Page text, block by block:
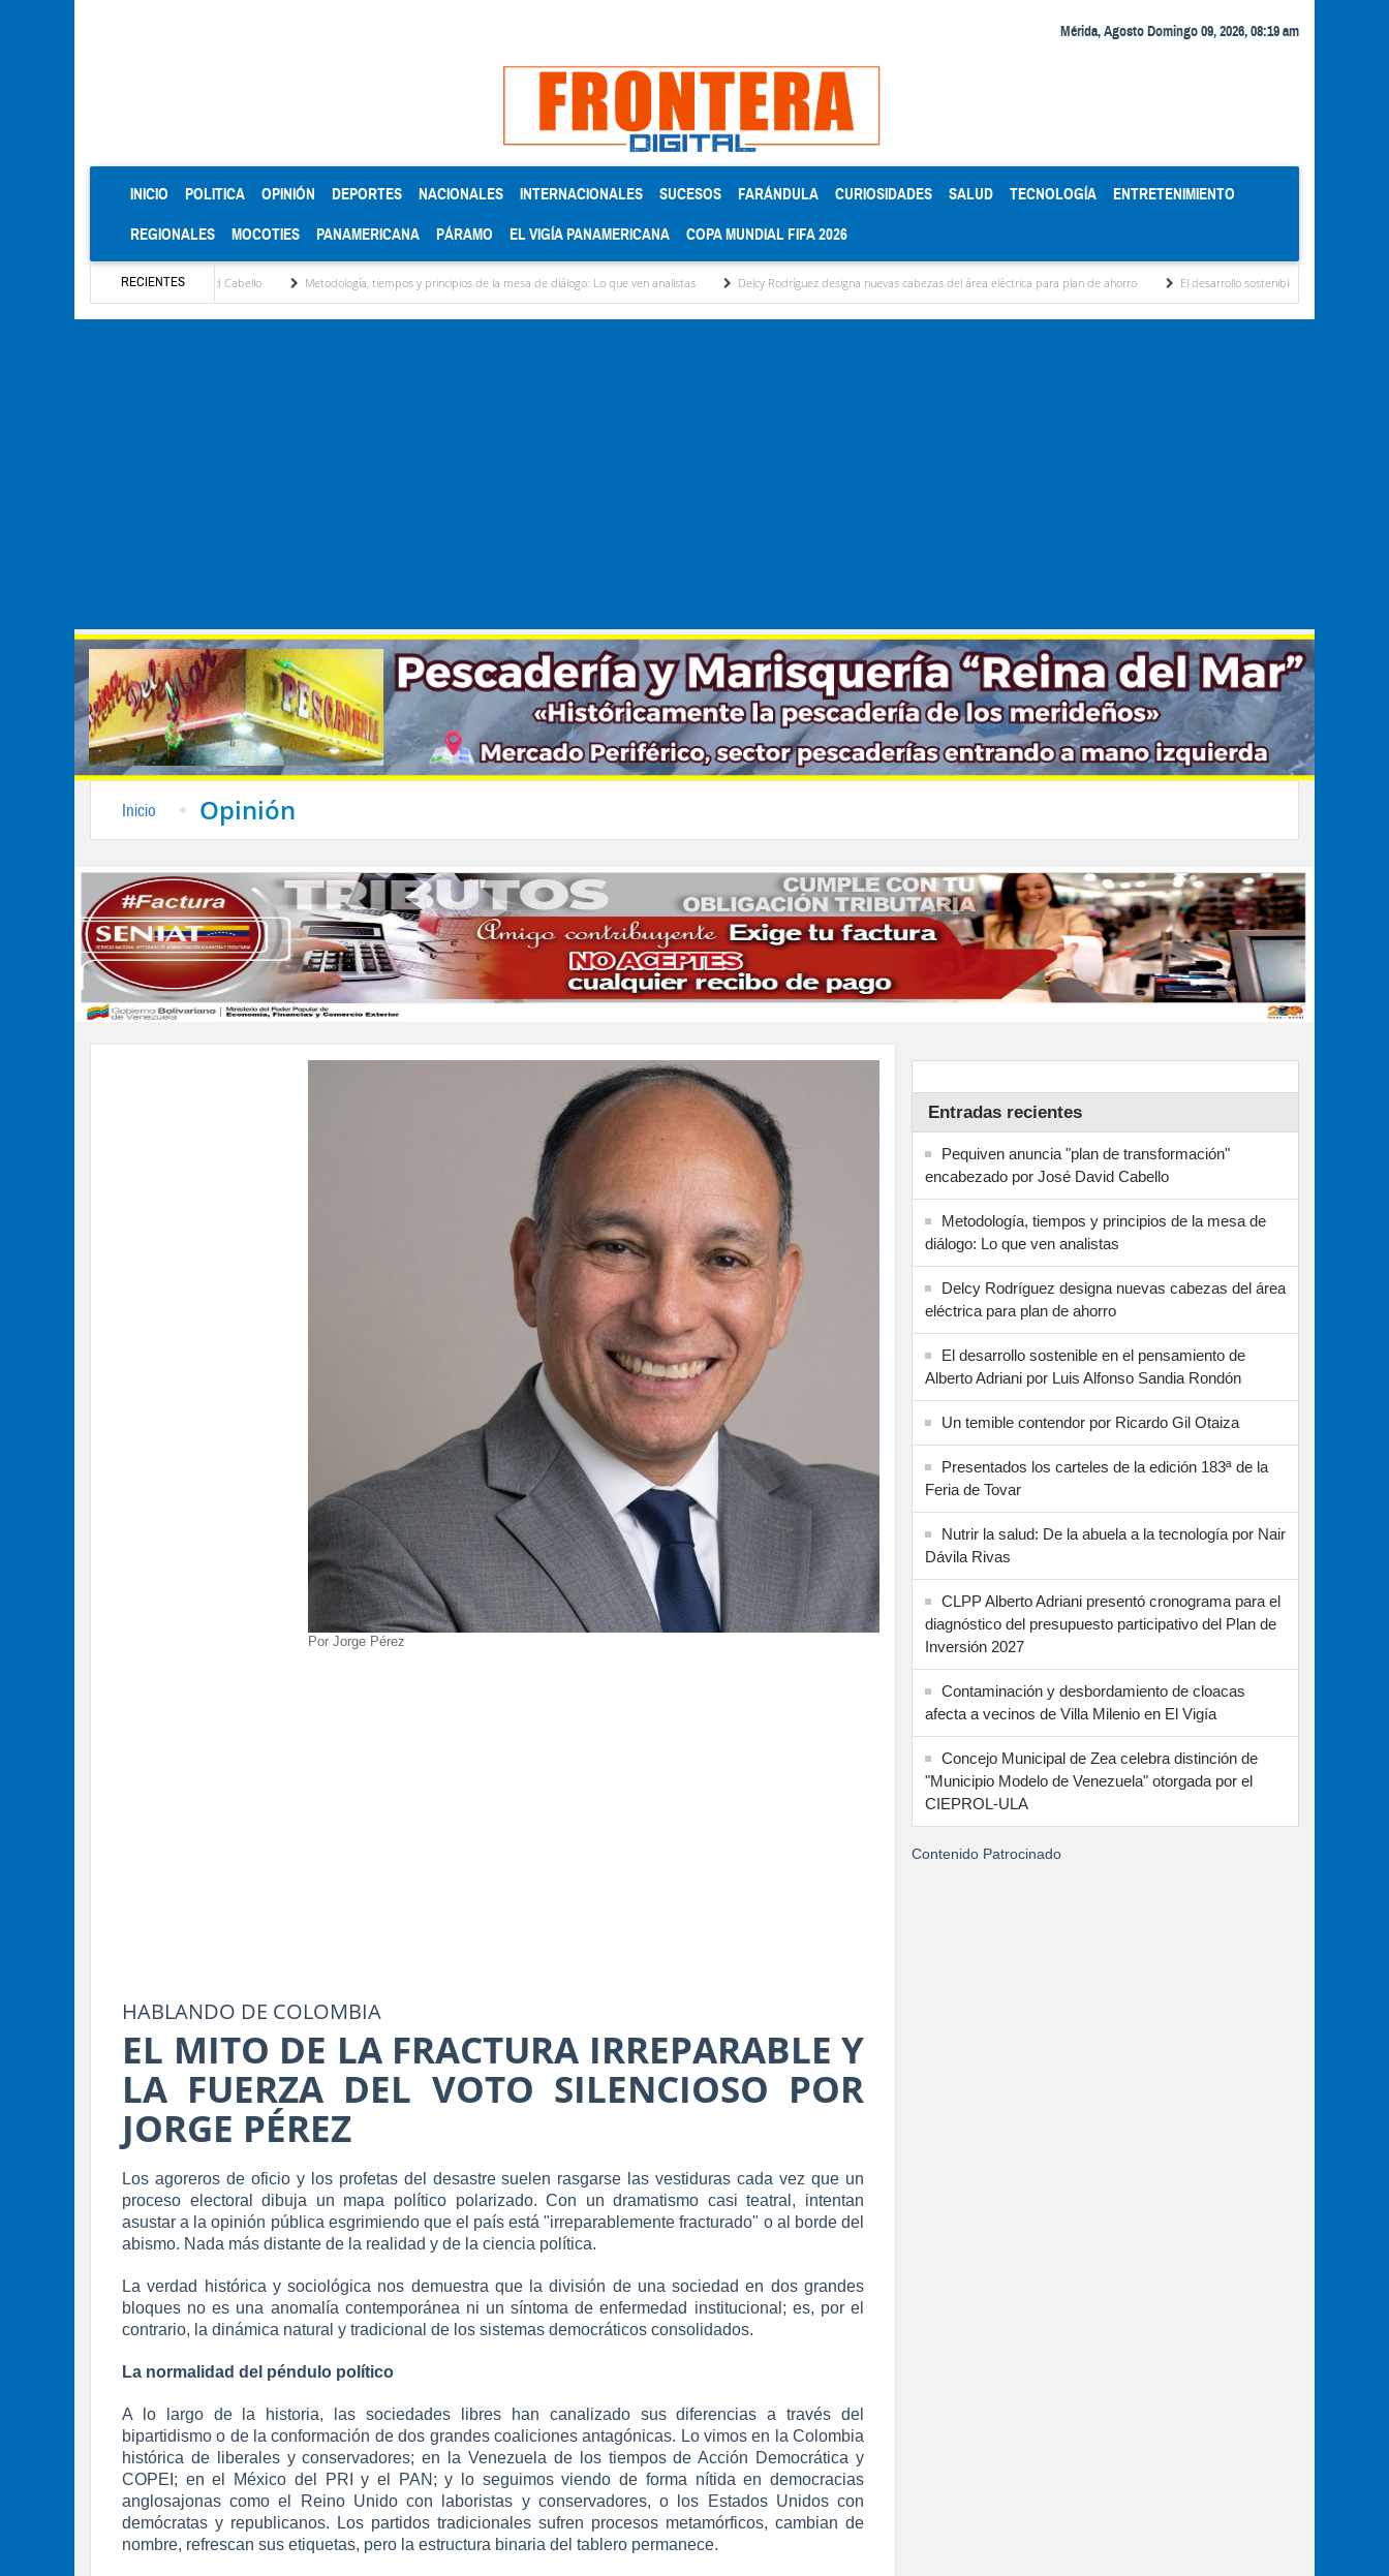
Mérida, Agosto Domingo 09, 2026, 08:19 am
INICIO (CURRENT)
POLITICA OPINIÓN DEPORTES NACIONALES INTERNACIONALES SUCESOS FARÁNDULA CURIOSIDADES SALUD TECNOLOGÍA ENTRETENIMIENTO
REGIONALES MOCOTIES PANAMERICANA PÁRAMO EL VIGÍA PANAMERICANA COPA MUNDIAL FIFA 2026
RECIENTES
por José David Cabello Metodología, tiempos y principios de la mesa de diálogo: Lo que ven analistas Delcy Rodríguez designa nuevas cabezas del área eléctrica para plan de ahorro El desarrollo sostenible en el pensamiento de Alberto
Inicio Opinión
Por Jorge Pérez
HABLANDO DE COLOMBIA
EL MITO DE LA FRACTURA IRREPARABLE Y
LA FUERZA DEL VOTO SILENCIOSO POR
JORGE PÉREZ
Los agoreros de oficio y los profetas del desastre suelen rasgarse las vestiduras cada vez que un
proceso electoral dibuja un mapa político polarizado. Con un dramatismo casi teatral, intentan
asustar a la opinión pública esgrimiendo que el país está "irreparablemente fracturado" o al borde del
abismo. Nada más distante de la realidad y de la ciencia política.
La verdad histórica y sociológica nos demuestra que la división de una sociedad en dos grandes
bloques no es una anomalía contemporánea ni un síntoma de enfermedad institucional; es, por el
contrario, la dinámica natural y tradicional de los sistemas democráticos consolidados.
La normalidad del péndulo político
A lo largo de la historia, las sociedades libres han canalizado sus diferencias a través del
bipartidismo o de la conformación de dos grandes coaliciones antagónicas. Lo vimos en la Colombia
histórica de liberales y conservadores; en la Venezuela de los tiempos de Acción Democrática y
COPEI; en el México del PRI y el PAN; y lo seguimos viendo de forma nítida en democracias
anglosajonas como el Reino Unido con laboristas y conservadores, o los Estados Unidos con
demócratas y republicanos. Los partidos tradicionales sufren procesos metamórficos, cambian de
nombre, refrescan sus etiquetas, pero la estructura binaria del tablero permanece.
Entradas recientes
Pequiven anuncia "plan de transformación"
encabezado por José David Cabello
Metodología, tiempos y principios de la mesa de
diálogo: Lo que ven analistas
Delcy Rodríguez designa nuevas cabezas del área
eléctrica para plan de ahorro
El desarrollo sostenible en el pensamiento de
Alberto Adriani por Luis Alfonso Sandia Rondón
Un temible contendor por Ricardo Gil Otaiza
Presentados los carteles de la edición 183ª de la
Feria de Tovar
Nutrir la salud: De la abuela a la tecnología por Nair
Dávila Rivas
CLPP Alberto Adriani presentó cronograma para el
diagnóstico del presupuesto participativo del Plan de
Inversión 2027
Contaminación y desbordamiento de cloacas
afecta a vecinos de Villa Milenio en El Vigía
Concejo Municipal de Zea celebra distinción de
"Municipio Modelo de Venezuela" otorgada por el
CIEPROL-ULA
Contenido Patrocinado